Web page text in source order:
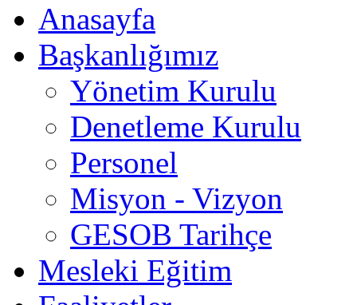
Anasayfa
Başkanlığımız
Yönetim Kurulu
Denetleme Kurulu
Personel
Misyon - Vizyon
GESOB Tarihçe
Mesleki Eğitim